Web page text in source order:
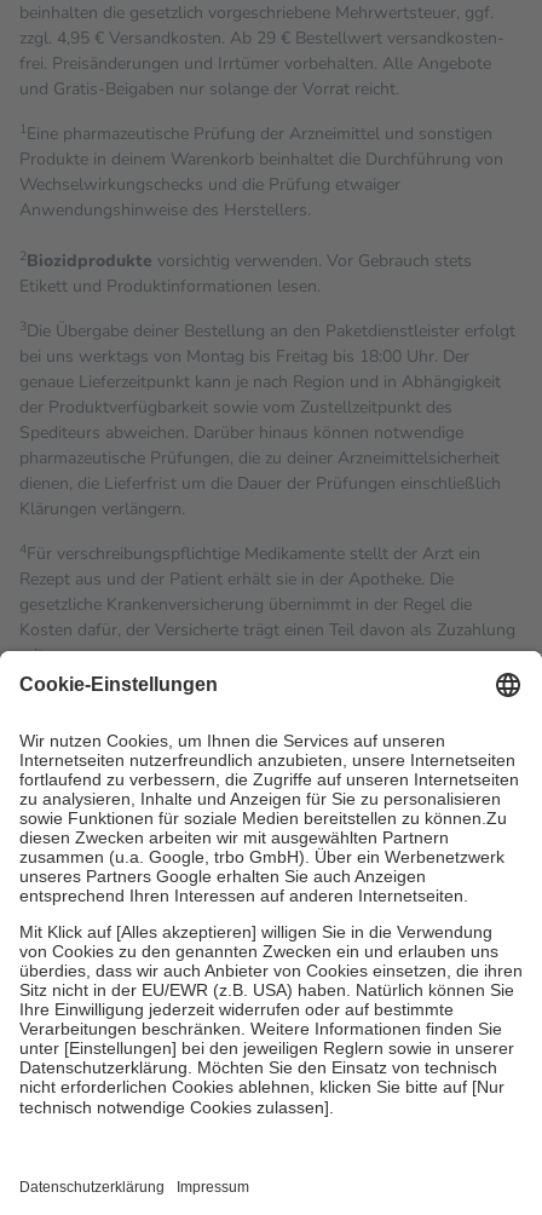
beinhalten die gesetzlich vorgeschriebene Mehrwertsteuer, ggf.
zzgl. 4,95 € Versandkosten. Ab 29 € Bestell­wert versand­kosten­
frei. Preisänderungen und Irrtümer vorbehalten. Alle Angebote
und Gratis-Beigaben nur solange der Vorrat reicht.
1Eine pharmazeutische Prüfung der Arzneimittel und sonstigen
Produkte in deinem Warenkorb beinhaltet die Durchführung von
Wechselwirkungschecks und die Prüfung etwaiger
Anwendungshinweise des Herstellers.
2Biozidprodukte vorsichtig verwenden. Vor Gebrauch stets
Etikett und Produktinformationen lesen.
3Die Übergabe deiner Bestellung an den Paketdienstleister erfolgt
bei uns werktags von Montag bis Freitag bis 18:00 Uhr. Der
genaue Lieferzeitpunkt kann je nach Region und in Abhängigkeit
der Produktverfügbarkeit sowie vom Zustellzeitpunkt des
Spediteurs abweichen. Darüber hinaus können notwendige
pharmazeutische Prüfungen, die zu deiner Arzneimittelsicherheit
dienen, die Lieferfrist um die Dauer der Prüfungen einschließlich
Klärungen verlängern.
4Für verschreibungspflichtige Medikamente stellt der Arzt ein
Rezept aus und der Patient erhält sie in der Apotheke. Die
gesetzliche Krankenversicherung übernimmt in der Regel die
Kosten dafür, der Versicherte trägt einen Teil davon als Zuzahlung
mit.
Grundsätzlich leisten Mitglieder Zuzahlungen in Höhe von zehn
höchstens zehn Euro.
Es sind jedoch nie mehr als die
tatsächlichen Kosten der Leistung zu entrichten.
Diese Regeln gelten grundsätzlich auch für Online-Apotheken.
Bei Heilmitteln und häuslicher Krankenpflege beträgt die
Zuzahlung zehn Prozent der Kosten sowie zehn Euro je
Verordnung.
Um das Engagement der Versicherten für ihre eigene Gesundheit
zu stärken und die besondere Stellung der Familie zu unterstützen,
fallenkeine Zuzahlungenan bei:
• Kindern und Jugendlichen bis zum vollendeten 18. Lebensjahr
mit Ausnahme der Fahrkosten
• Untersuchungen zur Vorsorge und Früherkennung, die von der
GKV getragen werden
• empfohlenen Schutzimpfungen
• Harn- und Blutteststreifen
getroffen, um sicherzustellen, dass es sich um echte Bewertungen